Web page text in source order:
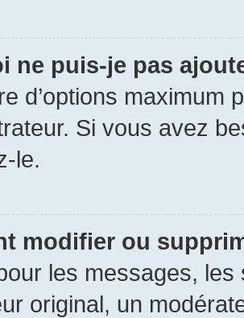
ne puis-je pas
d’options maximum
Si vous avez
le.
modifier ou
les messages,
original, un